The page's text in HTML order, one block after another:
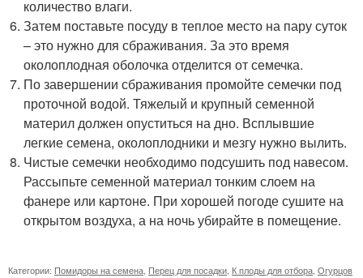
количество влаги.
Затем поставьте посуду в теплое место на пару суток
– это нужно для сбраживания. За это время
околоплодная оболочка отделится от семечка.
По завершении сбраживания промойте семечки под
проточной водой. Тяжелый и крупный семенной
материл должен опуститься на дно. Всплывшие
легкие семена, околоплодники и мезгу нужно вылить.
Чистые семечки необходимо подсушить под навесом.
Рассыпьте семенной материал тонким слоем на
фанере или картоне. При хорошей погоде сушите на
открытом воздуха, а на ночь убирайте в помещение.
Категории: Помидоры на семена, Перец для посадки, К плоды для отбора, Огурцов